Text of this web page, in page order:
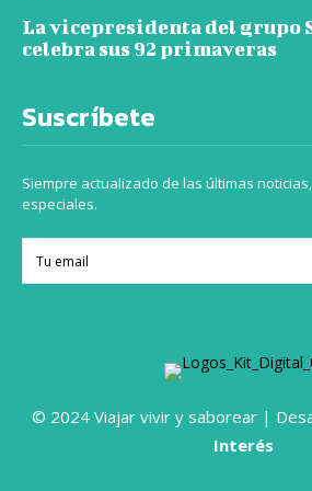
La vicepresidenta del grupo
celebra sus 92 primaveras
Suscríbete
Siempre actualizado de las últimas
especiales.
© 2024 Viajar vivir y saborear |
Interés